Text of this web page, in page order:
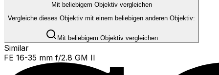
Mit beliebigem Objektiv vergleichen
Vergleiche dieses Objektiv mit einem beliebigen anderen Objektiv:
Mit beliebigem Objektiv vergleichen
Similar
FE 16-35 mm f/2.8 GM II